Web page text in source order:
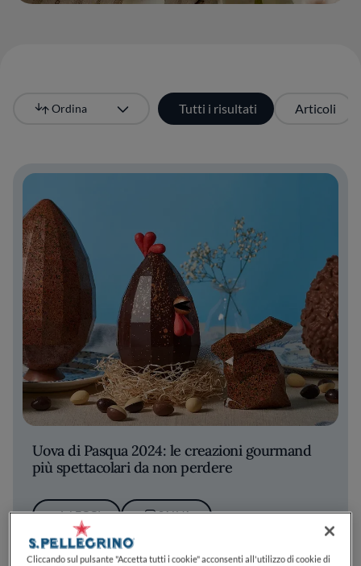
Tutti i risultati Articoli
Ordina
Più recente
Uova di Pasqua 2024: le creazioni gourmand
più spettacolari da non perdere
LEGGI SALVA
Cliccando sul pulsante "Accetta tutti i cookie" acconsenti all'utilizzo di cookie di